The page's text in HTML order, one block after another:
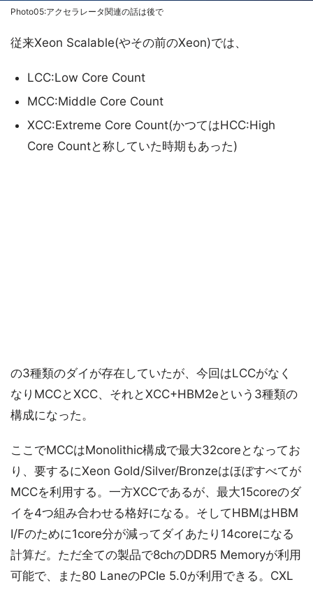
Photo05:アクセラレータ関連の話は後で
従来Xeon Scalable(やその前のXeon)では、
LCC:Low Core Count
MCC:Middle Core Count
XCC:Extreme Core Count(かつてはHCC:High
Core Countと称していた時期もあった)
の3種類のダイが存在していたが、今回はLCCがなく
なりMCCとXCC、それとXCC+HBM2eという3種類の
構成になった。
ここでMCCはMonolithic構成で最大32coreとなってお
り、要するにXeon Gold/Silver/Bronzeはほぼすべてが
MCCを利用する。一方XCCであるが、最大15coreのダ
イを4つ組み合わせる格好になる。そしてHBMはHBM
I/Fのために1core分が減ってダイあたり14coreになる
計算だ。ただ全ての製品で8chのDDR5 Memoryが利用
可能で、また80 LaneのPCIe 5.0が利用できる。CXL